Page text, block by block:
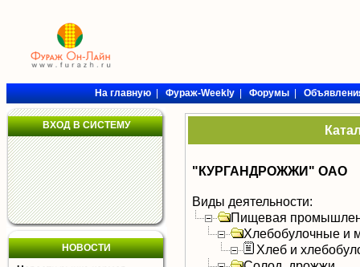
На главную|Фураж-Weekly|Форумы|
ВХОД В СИСТЕМУ
НОВОСТИ
"КУРГАНДРОЖЖИ" ОАО
Виды деятельности:
Пищевая
Хлебобулочные и
Хлеб и